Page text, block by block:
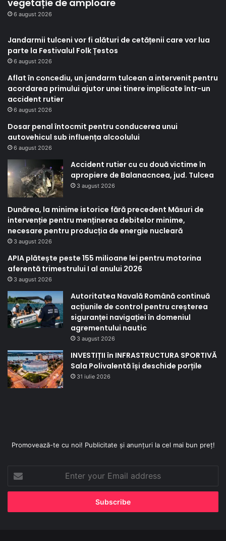
vegetație de amploare
6 august 2026
Jandarmii tulceni vor fi alături de cetățenii care vor lua
parte la Festivalul Folk Țestos
6 august 2026
Aflat în concediu, un jandarm tulcean a intervenit pentru
acordarea primului ajutor unei tinere implicate într-un
accident rutier
6 august 2026
Dosar penal întocmit pentru conducerea unui
autovehicul sub influența alcoolului
6 august 2026
Accident rutier cu cu două victime în
apropiere de Balanacncea, jud. Tulcea
3 august 2026
Dunărea, la minime istorice fără precedent Măsuri de
intervenție pentru menținerea debitelor minime,
necesare pentru producția de energie nucleară
3 august 2026
APIA plătește peste 155 milioane lei pentru motorina
aferentă trimestrului I al anului 2026
3 august 2026
Autoritatea Navală Română continuă
acțiunile de control pentru creșterea
siguranței navigației în domeniul
agrementului nautic
3 august 2026
INVESTIȚII în INFRASTRUCTURA SPORTIVĂ
Sala Polivalentă își deschide porțile
31 iulie 2026
Promovează-te cu noi! Publicitate și anunțuri la cel mai bun preț!
your
Email